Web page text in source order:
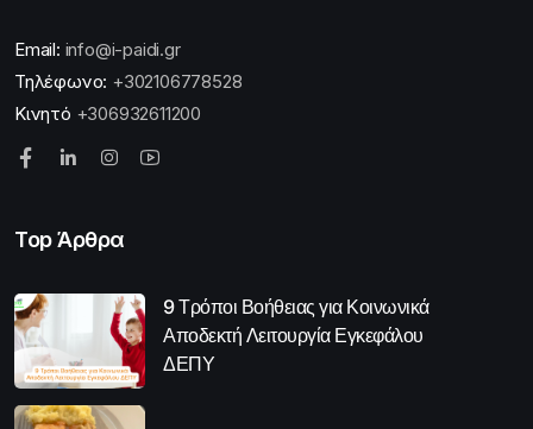
Email: info@i-paidi.gr
Τηλέφωνο: +302106778528
Κινητό +306932611200
Top Άρθρα
9 Τρόποι Βοήθειας για Κοινωνικά
Αποδεκτή Λειτουργία Εγκεφάλου
ΔΕΠΥ